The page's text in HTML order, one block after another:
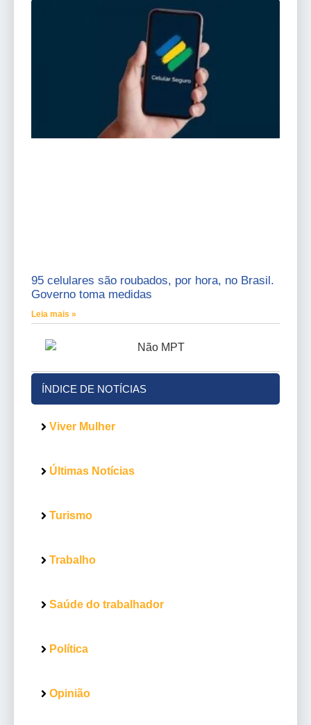
95 celulares são roubados, por hora, no Brasil.
Governo toma medidas
Leia mais »
ÍNDICE DE NOTÍCIAS
Viver Mulher
Últimas Notícias
Turismo
Trabalho
Saúde do trabalhador
Política
Opinião